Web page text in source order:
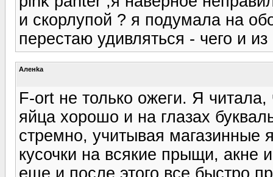
и скорлупой ? я подумала на
перестаю удивляться - чего и
Аленka
F-ort не только ожеги. Я читала,
яйца хорошо и на глазах
стремно, учитывая магазинные
кусочки на всякие прыщи, акне
еще и после этого все быстро